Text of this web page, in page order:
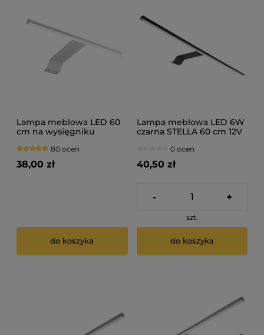
Lampa meblowa LED 60
cm na wysięgniku
80 ocen
38,00 zł
do koszyka
Lampa meblowa LED 6W
czarna STELLA 60 cm 12V
0 ocen
40,50 zł
- +
szt.
do koszyka